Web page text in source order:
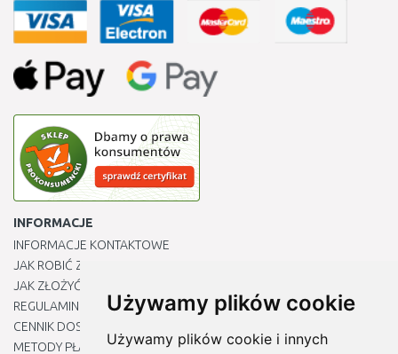
Używamy plików cookie
Używamy plików cookie i innych
INFORMACJE
INFORMACJE KONTAKTOWE
JAK ROBIĆ ZAKUPY ?
JAK ZŁOŻYĆ REKLAMACJĘ
REGULAMIN
CENNIK DOSTAWY
METODY PŁATNOŚCI